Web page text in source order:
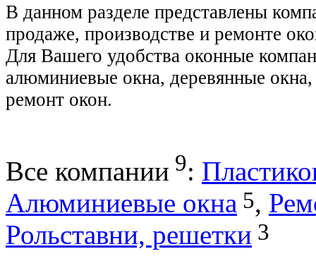
В данном разделе представлены
продаже, производстве и ремонте
Для Вашего удобства оконные
алюминиевые окна, деревянные
ремонт окон.
Все компании 9:
Алюминиевые окна 5,
Рольставни, решетки 3